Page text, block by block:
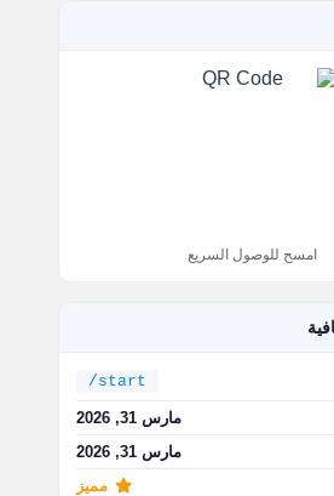
امسح للوصول السريع
/start
مارس 31, 2026
مارس 31, 2026
مميز